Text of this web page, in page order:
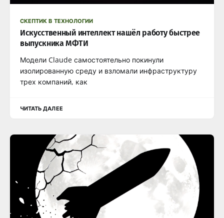
СКЕПТИК В ТЕХНОЛОГИИ
Искусственный интеллект нашёл работу быстрее
выпускника МФТИ
Модели Claude самостоятельно покинули
изолированную среду и взломали инфраструктуру
трех компаний, как
ЧИТАТЬ ДАЛЕЕ